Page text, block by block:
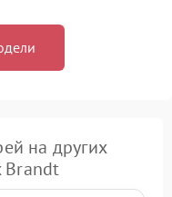
на других
Brandt